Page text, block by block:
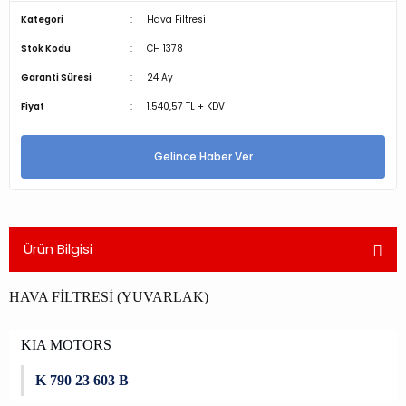
Kategori Hava Filtresi
Stok Kodu CH 1378
Garanti Süresi 24 Ay
Fiyat 1.540,57 TL + KDV
Gelince Haber Ver
Ürün Bilgisi
HAVA FİLTRESİ (YUVARLAK)
KIA MOTORS
K 790 23 603 B